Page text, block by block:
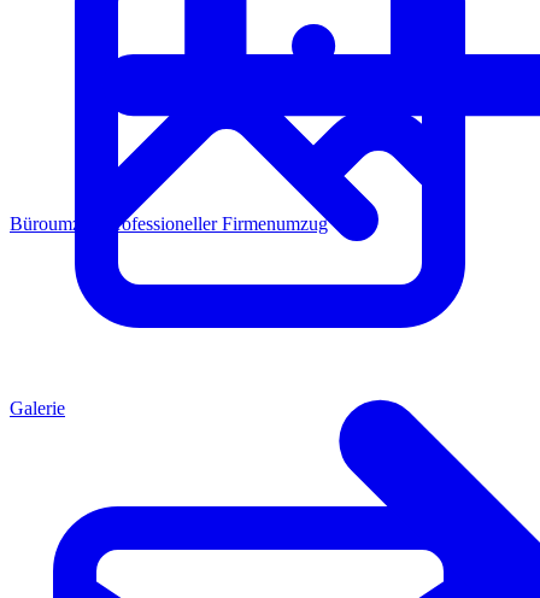
Büroumzug Professioneller Firmenumzug
Galerie